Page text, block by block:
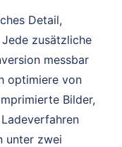
Detail,
zusätzliche
messbar
optimiere von
Bilder,
unter zwei